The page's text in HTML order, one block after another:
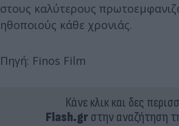
στους καλύτερους
ηθοποιούς κάθε χρονιάς.
Πηγή: Finos Film
Κάνε κλικ και δες
Flash.grστην αναζήτηση